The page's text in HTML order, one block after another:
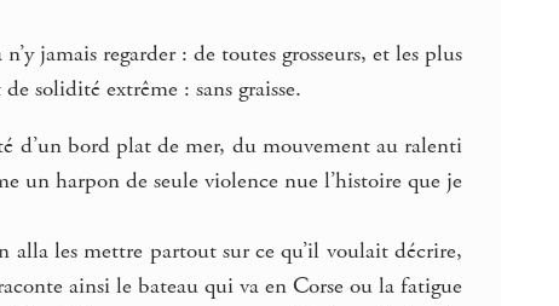
jamais regarder : de toutes grosseurs, et les plus
solidité extrême : sans graisse.
d’un bord plat de mer, du mouvement au ralenti
un harpon de seule violence nue l’histoire que je
alla les mettre partout sur ce qu’il voulait décrire,
ainsi le bateau qui va en Corse ou la fatigue